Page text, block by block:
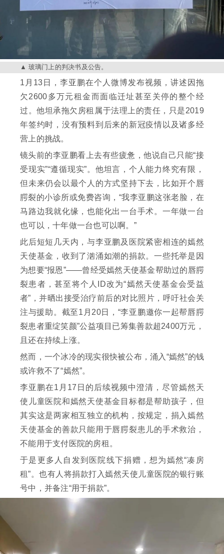
玻璃门上的判决书及公告。
1月13日，李亚鹏在个人微博发布视频，讲述因拖
欠2600多万元租金而面临迁址甚至关停的整个经
过。他坦承拖欠房租属于法理上的责任，只是2019
年签约时，没有预料到后来的新冠疫情以及诸多经
营上的挑战。
镜头前的李亚鹏看上去有些疲惫，他说自己只能“接
受现实”“遵循现实”。他坦言，个人能力终究有限，
但未来仍会以最个人的方式坚持下去，比如开个唇
腭裂的小诊所或免费咨询，“我李亚鹏这张老脸，在
马路边我就化缘，也能化出一台手术。一年做一台
也可以，十年做一台也可以啊。”
此后短短几天内，与李亚鹏及医院紧密相连的嫣然
天使基金，收到了汹涌如潮的捐款。一些托举是因
为想要“报恩”——曾经受嫣然天使基金帮助过的唇腭
裂患者，甚至将个人ID改为“嫣然天使基金会受益
者”，并晒出接受治疗前后的对比照片，呼吁社会关
注与援助。截至1月20日，“李亚鹏邀你一起帮唇腭
裂患者重绽笑颜”公益项目已筹集善款超2400万元，
且还在持续上涨。
然而，一个冰冷的现实很快被公布，涌入“嫣然”的钱
或许救不了“嫣然”。
李亚鹏在1月17日的后续视频中澄清，尽管嫣然天
使儿童医院和嫣然天使基金目标都是帮助孩子，但
其实这是两家相互独立的机构，按规定，捐入嫣然
天使基金的善款只能用于唇腭裂患儿的手术救治，
不能用于支付医院的房租。
于是更多人自发到医院线下捐赠，想为嫣然“凑房
租”。也有人将捐款打入嫣然天使儿童医院的银行账
号中，并备注“用于捐款”。